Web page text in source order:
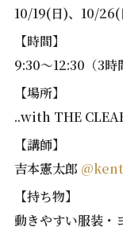
10/19(日)、10/26(
【時間】
9:30〜12:30（3時
【場所】
..with THE
【講師】
吉本憲太郎
【持ち物】
動きやすい服装・